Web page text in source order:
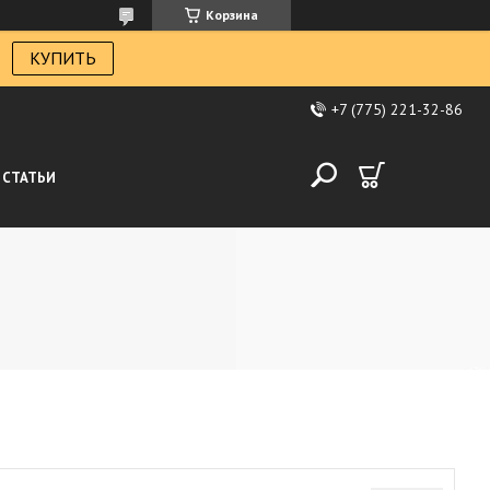
Корзина
КУПИТЬ
+7 (775) 221-32-86
СТАТЬИ